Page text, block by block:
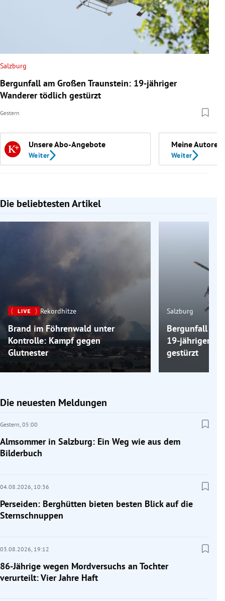
Salzburg
Bergunfall am Großen Traunstein: 19-jähriger
Wanderer tödlich gestürzt
Gestern
Unsere Abo-Angebote
Weiter
Meine Autoren
Weiter
Die beliebtesten Artikel
Slide 1 von 7
Rekordhitze
Brand im Föhrenwald unter
Kontrolle: Kampf gegen
Glutnester
Salzburg
Bergunfall am
19-jähriger
gestürzt
Die neuesten Meldungen
Gestern, 05:00
Almsommer in Salzburg: Ein Weg wie aus dem
Bilderbuch
04.08.2026, 10:36
Perseiden: Berghütten bieten besten Blick auf die
Sternschnuppen
03.08.2026, 19:12
86-Jährige wegen Mordversuchs an Tochter
verurteilt: Vier Jahre Haft